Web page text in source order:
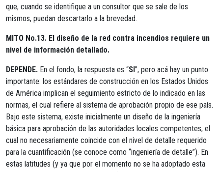
que, cuando se identifique a un consultor que se sale de los
mismos, puedan descartarlo a la brevedad.
MITO No.13. El diseño de la red contra incendios requiere un
nivel de información detallado.
DEPENDE. En el fondo, la respuesta es “SI”, pero acá hay un punto
importante: los estándares de construcción en los Estados Unidos
de América implican el seguimiento estricto de lo indicado en las
normas, el cual refiere al sistema de aprobación propio de ese país.
Bajo este sistema, existe inicialmente un diseño de la ingeniería
básica para aprobación de las autoridades locales competentes, el
cual no necesariamente coincide con el nivel de detalle requerido
para la cuantificación (se conoce como “ingeniería de detalle”). En
estas latitudes (y ya que por el momento no se ha adoptado esta